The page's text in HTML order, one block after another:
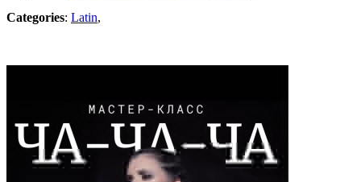
Categories: Latin,